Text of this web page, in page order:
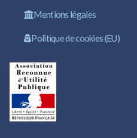
Mentions légales
Politique de cookies (EU)